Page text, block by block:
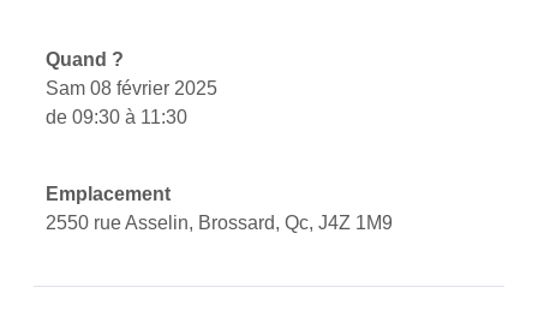
Quand ?
Sam 08 février 2025
de 09:30 à 11:30
Emplacement
2550 rue Asselin, Brossard, Qc, J4Z 1M9